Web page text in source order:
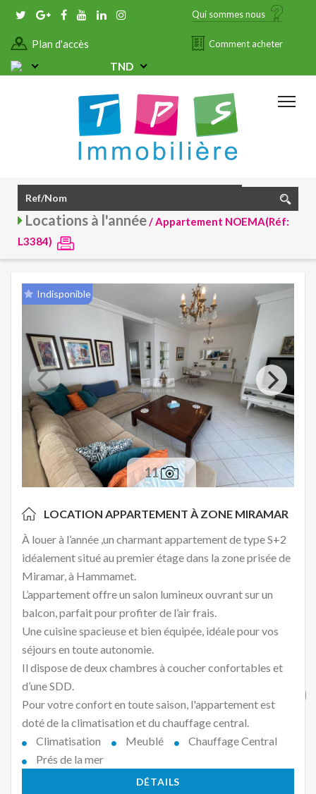
Qui sommes nous
Plan d'accès Comment acheter
TND
Locations à l'année/ Appartement NOEMA(Réf:
L3384)
Indisponible
11
LOCATION APPARTEMENT À ZONE MIRAMAR
À louer à l’année ,un charmant appartement de type S+2
idéalement situé au premier étage dans la zone prisée de
Miramar, à Hammamet.
L’appartement offre un salon lumineux ouvrant sur un
balcon, parfait pour profiter de l’air frais.
Une cuisine spacieuse et bien équipée, idéale pour vos
séjours en toute autonomie.
Il dispose de deux chambres à coucher confortables et
d’une SDD.
Pour votre confort en toute saison, l'appartement est
doté de la climatisation et du chauffage central.
Climatisation
Meublé
Chauffage Central
Prés de la mer
DÉTAILS